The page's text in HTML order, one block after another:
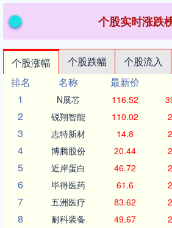
个股实时涨跌
个股涨幅 个股跌幅 个股流入
排名
名称 最新价
1
N展芯 116.52
2 锐翔智能 110.02
3 志特新材 14.8
4 博腾股份 20.44
5 近岸蛋白 46.72
6 毕得医药 61.6
7 五洲医疗 83.62
8 耐科装备 49.67